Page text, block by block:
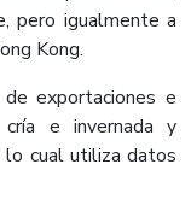
pero igualmente a
Kong.
exportaciones e
e invernada y
lo cual utiliza datos